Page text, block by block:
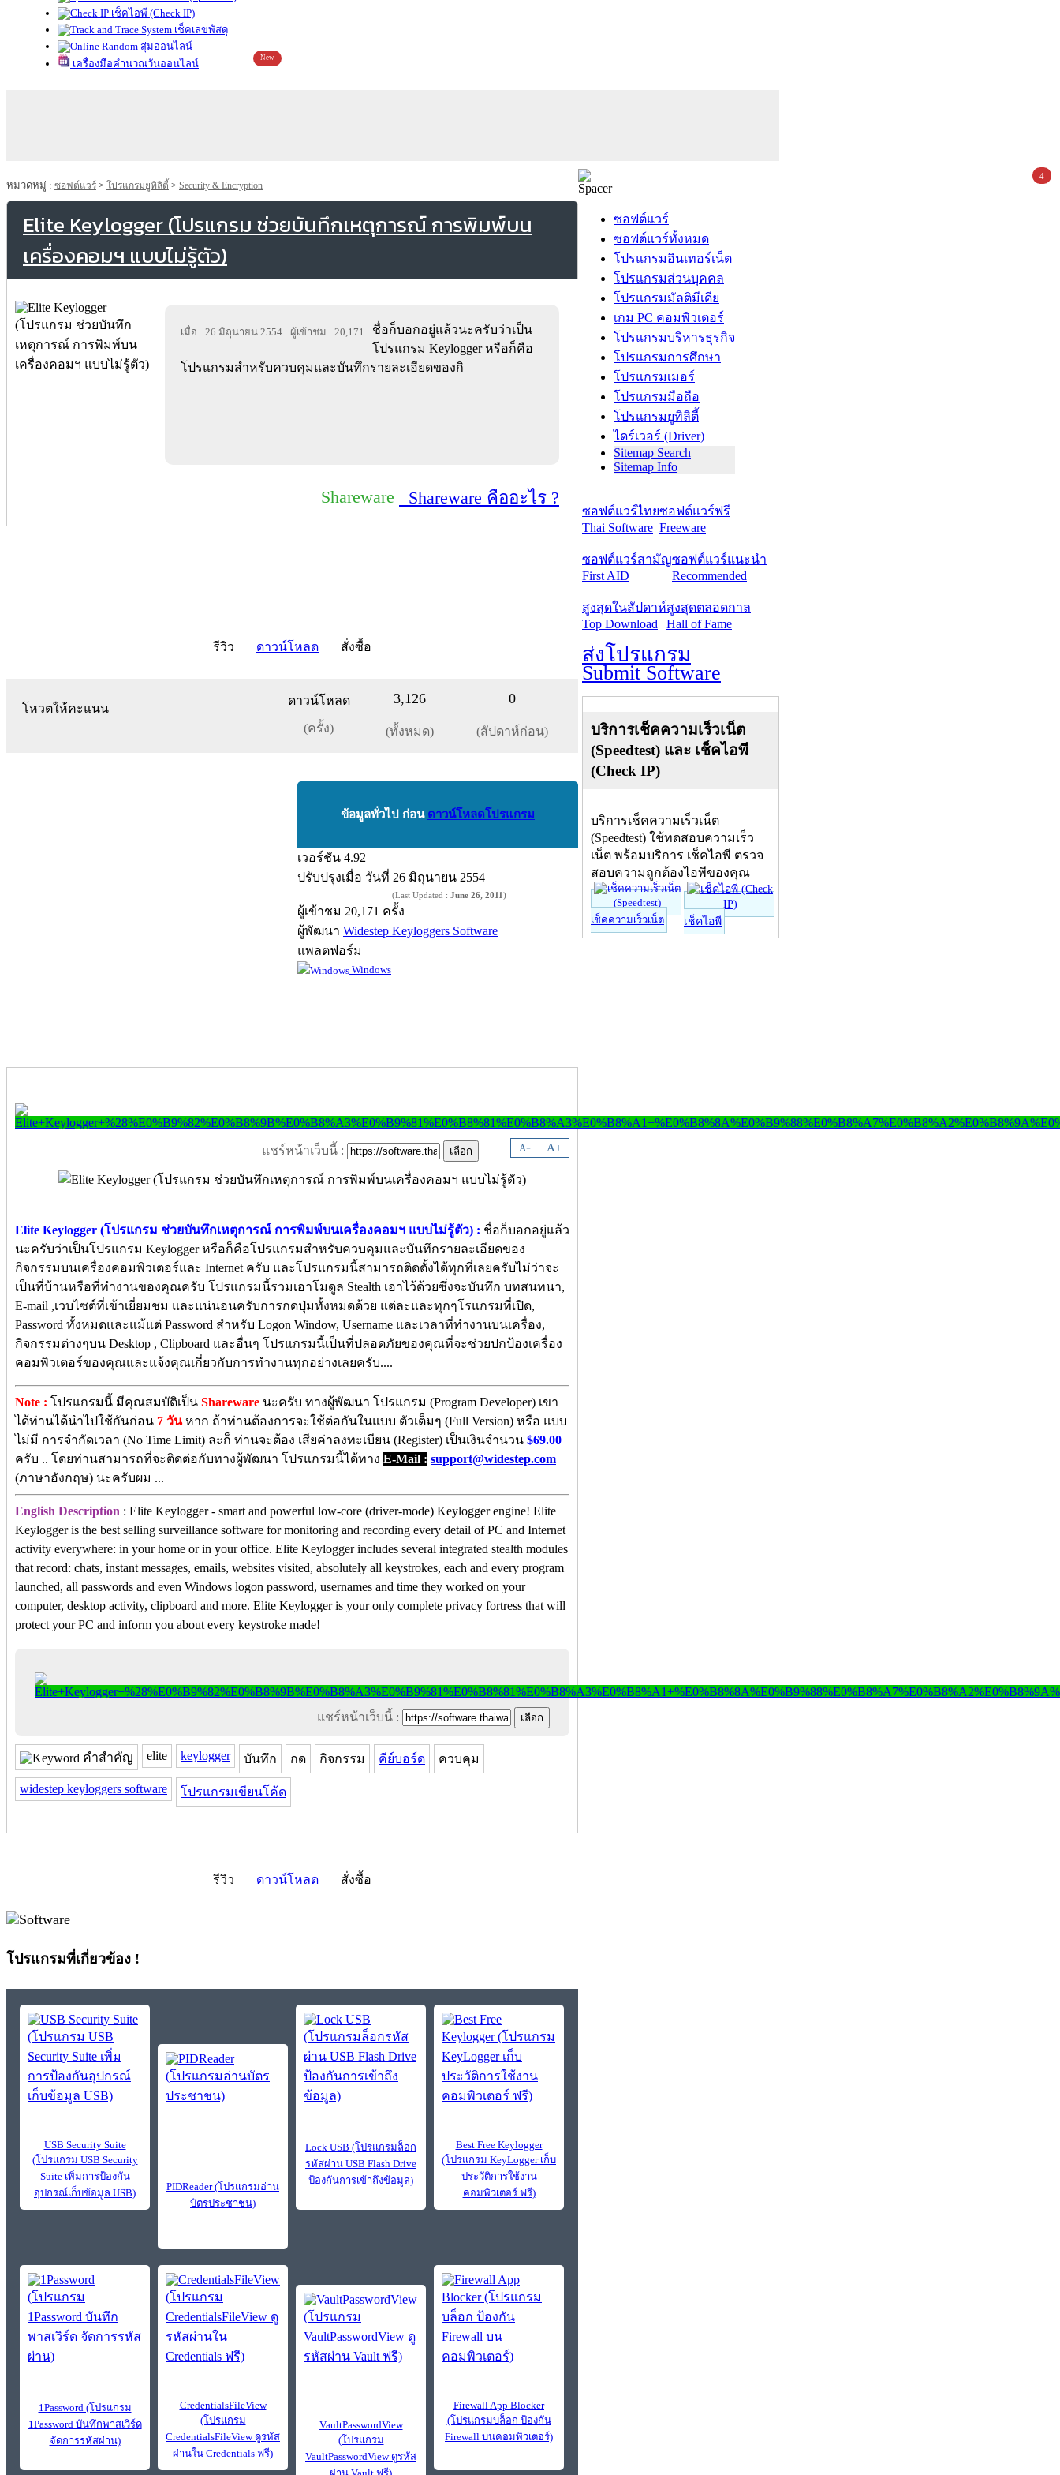
เช็คไอพี (Check IP)
เช็คเลขพัสดุ
สุ่มออนไลน์
เครื่องมือคำนวณวันออนไลน์
New
หมวดหมู่ : ซอฟต์แวร์ > โปรแกรมยูทิลิตี้ > Security & Encryption
Elite Keylogger (โปรแกรม ช่วยบันทึกเหตุการณ์ การพิมพ์บน
เครื่องคอมฯ แบบไม่รู้ตัว)
เมื่อ : 26 มิถุนายน 2554 ผู้เข้าชม : 20,171
ชื่อก็บอกอยู่แล้วนะครับว่าเป็น
โปรแกรม Keylogger หรือก็คือ
โปรแกรมสำหรับควบคุมและบันทึกรายละเอียดของกิ
Shareware Shareware คืออะไร ?
รีวิว ดาวน์โหลด สั่งซื้อ
โหวตให้คะแนน
ดาวน์โหลด
(ครั้ง)
3,126
(ทั้งหมด)
0
(สัปดาห์ก่อน)
ข้อมูลทั่วไป ก่อน ดาวน์โหลดโปรแกรม
เวอร์ชัน 4.92
ปรับปรุงเมื่อ วันที่ 26 มิถุนายน 2554
(Last Updated : June 26, 2011)
ผู้เข้าชม 20,171 ครั้ง
ผู้พัฒนา Widestep Keyloggers Software
แพลตฟอร์ม
Windows
A- A+
แชร์หน้าเว็บนี้ :
Elite Keylogger (โปรแกรม ช่วยบันทึกเหตุการณ์ การพิมพ์บนเครื่องคอมฯ แบบไม่รู้ตัว) : ชื่อก็บอกอยู่แล้ว
นะครับว่าเป็นโปรแกรม Keylogger หรือก็คือโปรแกรมสำหรับควบคุมและบันทึกรายละเอียดของ
กิจกรรมบนเครื่องคอมพิวเตอร์และ Internet ครับ และโปรแกรมนี้สามารถติดตั้งได้ทุกที่เลยครับไม่ว่าจะ
เป็นที่บ้านหรือที่ทำงานของคุณครับ โปรแกรมนี้รวมเอาโมดูล Stealth เอาไว้ด้วยซึ่งจะบันทึก บทสนทนา,
E-mail ,เวบไซต์ที่เข้าเยี่ยมชม และแน่นอนครับการกดปุ่มทั้งหมดด้วย แต่ละและทุกๆโรแกรมที่เปิด,
Password ทั้งหมดและแม้แต่ Password สำหรับ Logon Window, Username และเวลาที่ทำงานบนเครื่อง,
กิจกรรมต่างๆบน Desktop , Clipboard และอื่นๆ โปรแกรมนี้เป็นที่ปลอดภัยของคุณที่จะช่วยปกป้องเครื่อง
คอมพิวเตอร์ของคุณและแจ้งคุณเกี่ยวกับการทำงานทุกอย่างเลยครับ....
Note : โปรแกรมนี้ มีคุณสมบัติเป็น Shareware นะครับ ทางผู้พัฒนา โปรแกรม (Program Developer) เขา
ได้ท่านได้นำไปใช้กันก่อน 7 วันหาก ถ้าท่านต้องการจะใช้ต่อกันในแบบ ตัวเต็มๆ (Full Version) หรือ แบบ
ไม่มี การจำกัดเวลา (No Time Limit) ละก็ ท่านจะต้อง เสียค่าลงทะเบียน (Register) เป็นเงินจำนวน $69.00
ครับ .. โดยท่านสามารถที่จะติดต่อกับทางผู้พัฒนา โปรแกรมนี้ได้ทาง E-Mail : support@widestep.com
(ภาษาอังกฤษ) นะครับผม ...
English Description : Elite Keylogger - smart and powerful low-core (driver-mode) Keylogger engine! Elite
Keylogger is the best selling surveillance software for monitoring and recording every detail of PC and Internet
activity everywhere: in your home or in your office. Elite Keylogger includes several integrated stealth modules
that record: chats, instant messages, emails, websites visited, absolutely all keystrokes, each and every program
launched, all passwords and even Windows logon password, usernames and time they worked on your
computer, desktop activity, clipboard and more. Elite Keylogger is your only complete privacy fortress that will
protect your PC and inform you about every keystroke made!
แชร์หน้าเว็บนี้ :
คำสำคัญ elite keylogger บันทึก กด กิจกรรม คีย์บอร์ด ควบคุม
widestep keyloggers software โปรแกรมเขียนโค้ด
รีวิว ดาวน์โหลด สั่งซื้อ
โปรแกรมที่เกี่ยวข้อง !
USB Security Suite
(โปรแกรม USB Security
Suite เพิ่มการป้องกัน
อุปกรณ์เก็บข้อมูล USB)
PIDReader (โปรแกรมอ่าน
บัตรประชาชน)
Lock USB (โปรแกรมล็อก
รหัสผ่าน USB Flash Drive
ป้องกันการเข้าถึงข้อมูล)
Best Free Keylogger
(โปรแกรม KeyLogger เก็บ
ประวัติการใช้งาน
คอมพิวเตอร์ ฟรี)
1Password (โปรแกรม
1Password บันทึกพาสเวิร์ด
จัดการรหัสผ่าน)
CredentialsFileView
(โปรแกรม
CredentialsFileView ดูรหัส
ผ่านใน Credentials ฟรี)
VaultPasswordView
(โปรแกรม
VaultPasswordView ดูรหัส
Firewall App Blocker
(โปรแกรมบล็อก ป้องกัน
Firewall บนคอมพิวเตอร์)
ซอฟต์แวร์
ซอฟต์แวร์ทั้งหมด
โปรแกรมอินเทอร์เน็ต
โปรแกรมส่วนบุคคล
โปรแกรมมัลติมีเดีย
เกม PC คอมพิวเตอร์
โปรแกรมบริหารธุรกิจ
โปรแกรมการศึกษา
โปรแกรมเมอร์
โปรแกรมมือถือ
โปรแกรมยูทิลิตี้
ไดร์เวอร์ (Driver)
Sitemap Search
Sitemap Info
ซอฟต์แวร์ไทย
Thai Software
ซอฟต์แวร์ฟรี
Freeware
ซอฟต์แวร์สามัญ
First AID
ซอฟต์แวร์แนะนำ
Recommended
สูงสุดในสัปดาห์
Top Download
สูงสุดตลอดกาล
Hall of Fame
ส่งโปรแกรม
Submit Software
บริการเช็คความเร็วเน็ต
(Speedtest) และ เช็คไอพี
(Check IP)
บริการเช็คความเร็วเน็ต
(Speedtest) ใช้ทดสอบความเร็ว
เน็ต พร้อมบริการ เช็คไอพี ตรวจ
สอบความถูกต้องไอพีของคุณ
เช็คความเร็วเน็ต เช็คไอพี
4